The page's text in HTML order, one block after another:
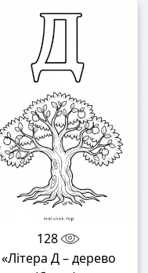
128
«Літера Д – дерево